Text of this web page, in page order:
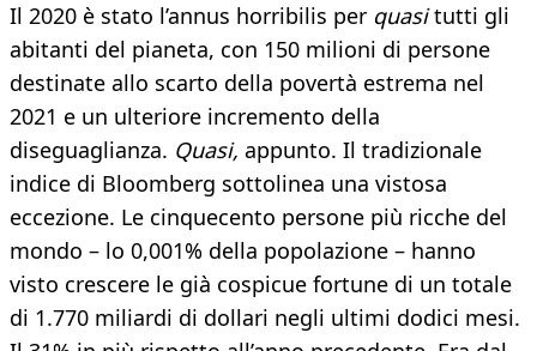
Il 2020 è stato l’annus horribilis per quasitutti gli
abitanti del pianeta, con 150 milioni di persone
destinate allo scarto della povertà estrema nel
2021 e un ulteriore incremento della
diseguaglianza. Quasi, appunto. Il tradizionale
indice di Bloomberg sottolinea una vistosa
eccezione. Le cinquecento persone più ricche del
mondo – lo 0,001% della popolazione – hanno
visto crescere le già cospicue fortune di un totale
di 1.770 miliardi di dollari negli ultimi dodici mesi.